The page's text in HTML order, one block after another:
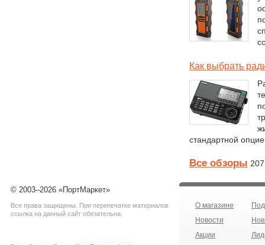
Как выбрать
стандартной
Все обзоры 207
© 2003–2026 «ПортМаркет»
Все права защищены. При перепечатке материалов
ссылка на данный сайт обязательна.
О магазине
Новости
Акции